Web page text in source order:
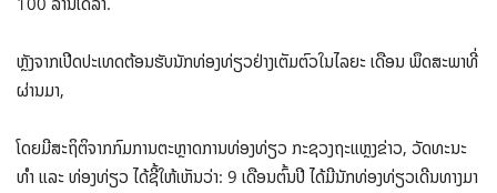
ຫຼັງຈາກເປີດປະເທດຕ້ອນຮັບນັກທ່ອງທ່ຽວຢ່າງເຕັມຕົວໃນໄລຍະ ເດືອນ ພຶດສະພາທີ່
ຜ່ານມາ,
ໂດຍມີສະຖິຕິຈາກກົມການຕະຫຼາດການທ່ອງທ່ຽວ ກະຊວງຖະແຫຼງຂ່າວ, ວັດທະນະ
ທໍາ ແລະ ທ່ອງທ່ຽວ ໄດ້ຊີ້ໃຫ້ເຫັນວ່າ: 9 ເດືອນຕົ້ນປີ ໄດ້ມີນັກທ່ອງທ່ຽວເດີນທາງມາ